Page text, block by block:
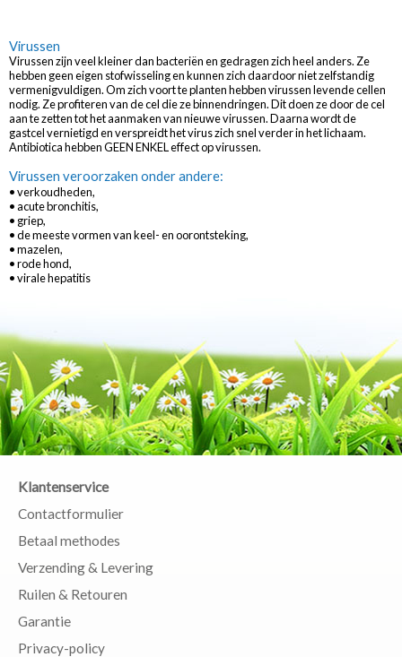
Virussen
Virussen zijn veel kleiner dan bacteriën en gedragen zich heel anders. Ze
hebben geen eigen stofwisseling en kunnen zich daardoor niet zelfstandig
vermenigvuldigen. Om zich voort te planten hebben virussen levende cellen
nodig. Ze profiteren van de cel die ze binnendringen. Dit doen ze door de cel
aan te zetten tot het aanmaken van nieuwe virussen. Daarna wordt de
gastcel vernietigd en verspreidt het virus zich snel verder in het lichaam.
Antibiotica hebben GEEN ENKEL effect op virussen.
Virussen veroorzaken onder andere:
• verkoudheden,
• acute bronchitis,
• griep,
• de meeste vormen van keel- en oorontsteking,
• mazelen,
• rode hond,
• virale hepatitis
Klantenservice
Contactformulier
Betaal methodes
Verzending & Levering
Ruilen & Retouren
Garantie
Privacy-policy